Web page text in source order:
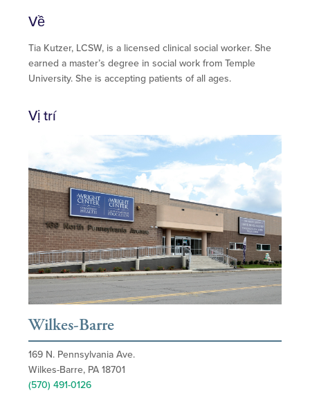
Về
Tia Kutzer, LCSW, is a licensed clinical social worker. She
earned a master’s degree in social work from Temple
University. She is accepting patients of all ages.
Vị trí
Wilkes-Barre
169 N. Pennsylvania Ave.
Wilkes-Barre, PA 18701
(570) 491-0126